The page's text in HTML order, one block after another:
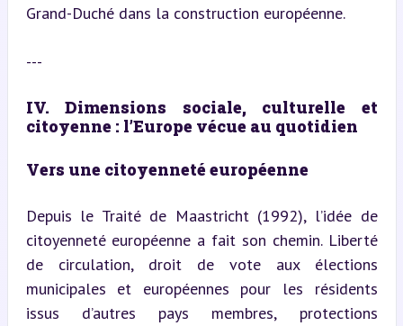
Grand-Duché dans la construction européenne.
---
IV. Dimensions sociale, culturelle et
citoyenne : l’Europe vécue au quotidien
Vers une citoyenneté européenne
Depuis le Traité de Maastricht (1992), l’idée de
citoyenneté européenne a fait son chemin. Liberté
de circulation, droit de vote aux élections
municipales et européennes pour les résidents
issus d’autres pays membres, protections